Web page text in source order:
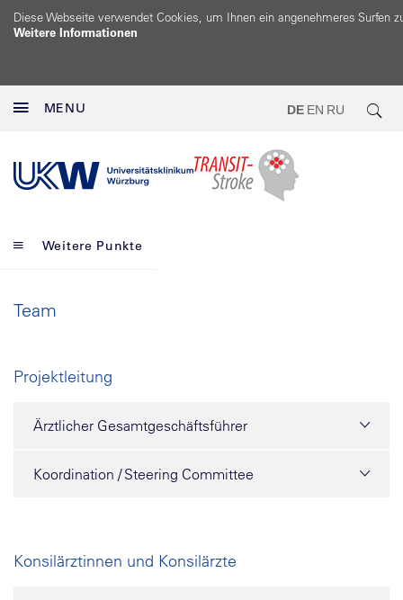
Diese Webseite verwendet Cookies, um Ihnen ein angenehmeres Surfen
Weitere Informationen
MENU DE EN RU
Weitere Punkte
Team
Projektleitung
Ärztlicher Gesamtgeschäftsführer
Koordination / Steering Committee
Konsilärztinnen und Konsilärzte